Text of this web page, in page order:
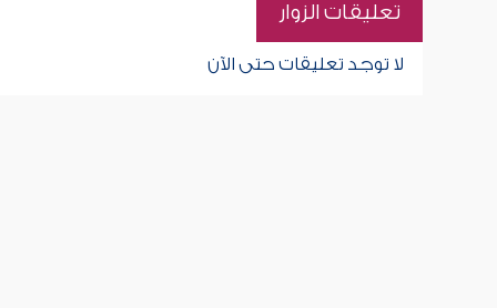
تعليقات الزوار
لا توجد تعليقات حتى الآن